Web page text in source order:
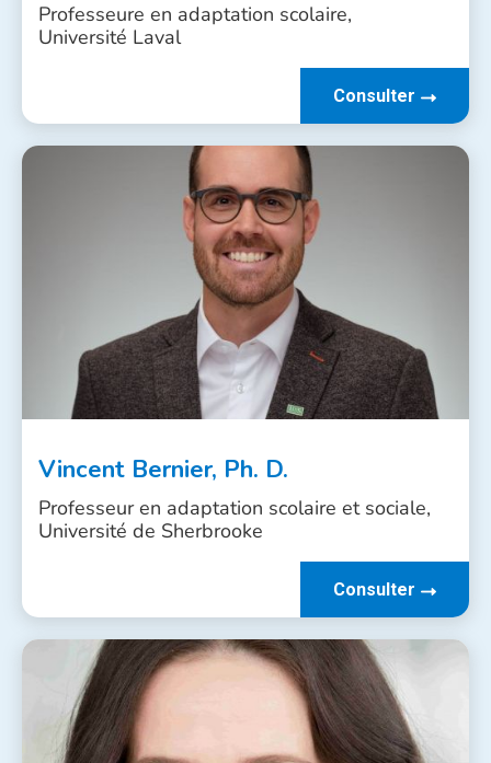
Professeure en adaptation scolaire,
Université Laval
Consulter
Vincent Bernier, Ph. D.
Professeur en adaptation scolaire et sociale,
Université de Sherbrooke
Consulter